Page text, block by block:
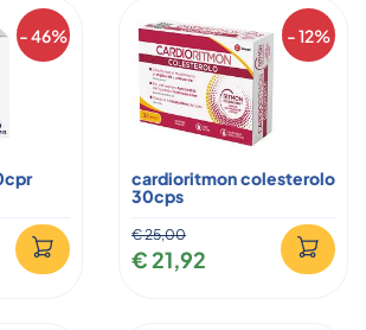
- 46% - 12%
cardioritmon colesterolo
30cps
€ 25,00
€ 21,92